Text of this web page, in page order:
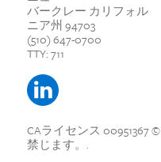
バークレー カリフォル
ニア州 94703
(510) 647-0700
TTY: 711
CAライセンス 00951367©
禁じます。.